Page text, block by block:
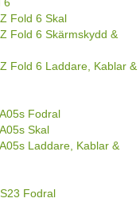
6
Fold 6 Skal
Fold 6 Skärmskydd &
Fold 6 Laddare, Kablar &
Fodral
Skal
Laddare, Kablar &
Fodral